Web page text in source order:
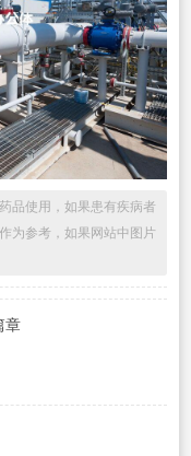
品使用，如果患有疾病者
为参考，如果网站中图片
章